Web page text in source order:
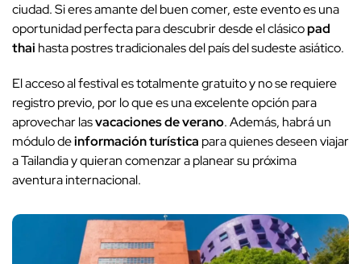
ciudad. Si eres amante del buen comer, este evento es una
oportunidad perfecta para descubrir desde el clásicopad
thai hasta postres tradicionales del país del sudeste asiático.
El acceso al festival es totalmente gratuito y no se requiere
registro previo, por lo que es una excelente opción para
aprovechar lasvacaciones de verano. Además, habrá un
módulo deinformación turística para quienes deseen viajar
a Tailandia y quieran comenzar a planear su próxima
aventura internacional.